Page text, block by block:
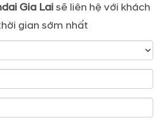
Gia Laisẽ liên hệ với khách
gian sớm nhất